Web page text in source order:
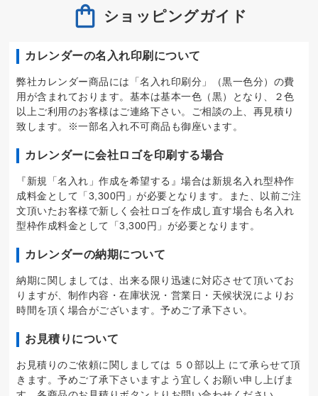
ショッピングガイド
カレンダーの名入れ印刷について
弊社カレンダー商品には「名入れ印刷分」（黒一色分）の費
用が含まれております。基本は基本一色（黒）となり、２色
以上ご利用のお客様はご連絡下さい。ご相談の上、再見積り
致します。※一部名入れ不可商品も御座います。
カレンダーに会社ロゴを印刷する場合
『新規「名入れ」作成を希望する』場合は新規名入れ型枠作
成料金として「3,300円」が必要となります。また、以前ご注
文頂いたお客様で新しく会社ロゴを作成し直す場合も名入れ
型枠作成料金として「3,300円」が必要となります。
カレンダーの納期について
納期に関しましては、出来る限り迅速に対応させて頂いてお
りますが、制作内容・在庫状況・営業日・天候状況によりお
時間を頂く場合がございます。予めご了承下さい。
お見積りについて
お見積りのご依頼に関しましては ５０部以上 にて承らせて頂
きます。予めご了承下さいますよう宜しくお願い申し上げま